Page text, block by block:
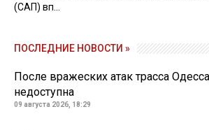
(САП) вп...
ПОСЛЕДНИЕ НОВОСТИ »
После вражеских атак трасса
недоступна
09 августа 2026, 18:29